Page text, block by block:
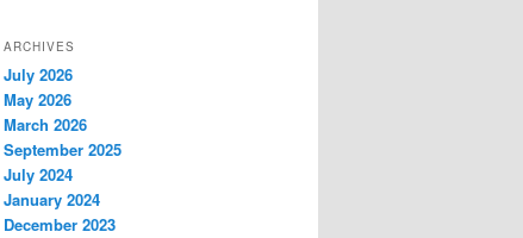
ARCHIVES
July 2026
May 2026
March 2026
September 2025
July 2024
January 2024
December 2023